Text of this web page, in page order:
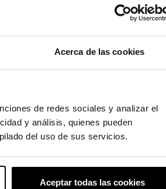
Acerca de las cookies
de redes sociales y analizar el
y análisis, quienes pueden
del uso de sus servicios.
Aceptar todas las cookies
perfecto para tus pares favoritos de